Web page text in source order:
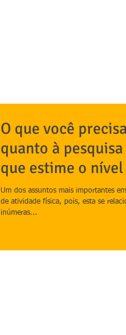
O que você
quanto à
que estime o nível
atividade fís
Um dos assuntos mais importantes
de atividade física, pois, esta se
inúmeras...